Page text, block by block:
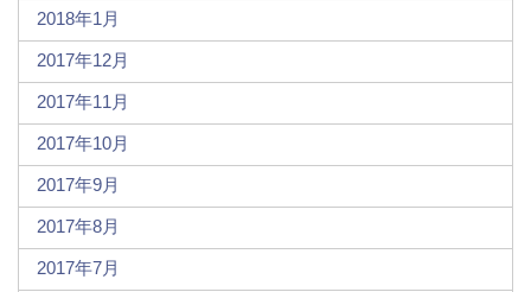
2018年1月
2017年12月
2017年11月
2017年10月
2017年9月
2017年8月
2017年7月